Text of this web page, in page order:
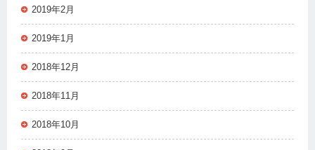
2019年2月
2019年1月
2018年12月
2018年11月
2018年10月